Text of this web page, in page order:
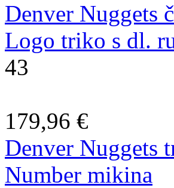
Denver Nuggets
Logo triko s dl.
43
179,96 €
Denver Nuggets
Number mikina